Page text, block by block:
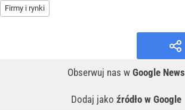
Firmy i rynki
Obserwuj nas w Google News
Dodaj jako źródło w Google